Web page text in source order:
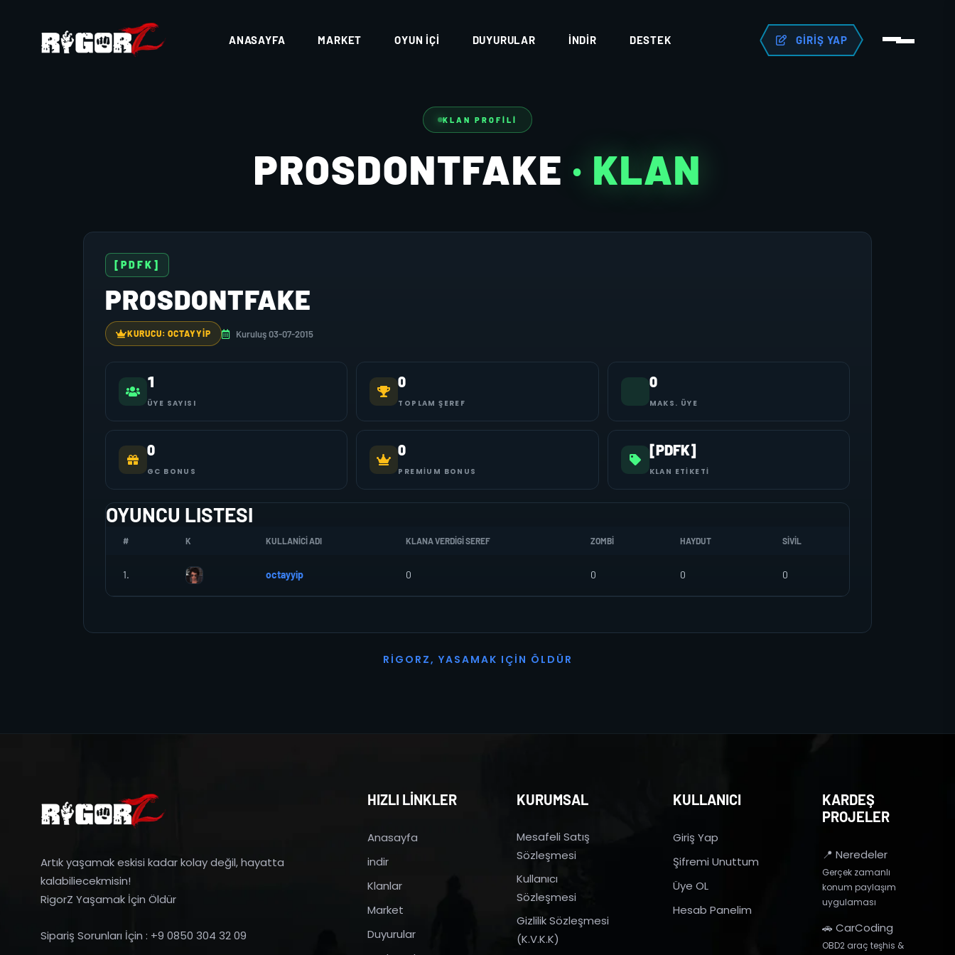
ANASAYFA MARKET OYUN İÇI DUYURULAR İNDIR DESTEK GIRIŞ YAP
KLAN PROFILI
PROSDONTFAKE · KLAN
[PDFK]
PROSDONTFAKE
KURUCU: OCTAYYIP Kuruluş 03-07-2015
1
ÜYE SAYISI
0
TOPLAM ŞEREF
0
MAKS. ÜYE
0
GC BONUS
0
PREMIUM BONUS
[PDFK]
KLAN ETIKETI
OYUNCU LISTESI
# K KULLANICI ADI KLANA VERDIGI SEREF ZOMBI HAYDUT SIVIL
1. octayyip 0 0 0 0
R I G O R Z, YASAMAK I ÇI N Ö L D Ü R
Artık yaşamak eskisi kadar kolay değil, hayatta
kalabiliecekmisin!
RigorZ Yaşamak İçin Öldür
Sipariş Sorunları İçin : +9 0850 304 32 09
HIZLI LİNKLER
Anasayfa
indir
Klanlar
Market
Duyurular
KURUMSAL
Mesafeli Satış
Sözleşmesi
Kullanıcı
Sözleşmesi
Gizlilik Sözleşmesi
(K.V.K.K)
KULLANICI
Giriş Yap
Şifremi Unuttum
Üye OL
Hesab Panelim
KARDEŞ
PROJELER
📍 Neredeler
Gerçek zamanlı
konum paylaşım
uygulaması
🚗 CarCoding
OBD2 araç teşhis &